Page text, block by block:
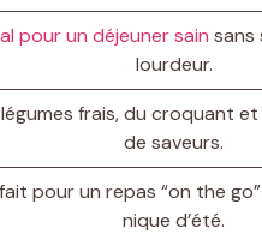
pour un déjeuner sain sans
lourdeur.
frais, du croquant
de saveurs.
pour un repas “on the
nique d’été.